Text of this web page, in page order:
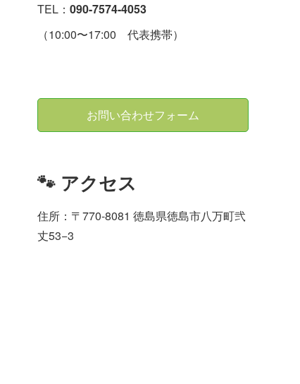
TEL： 090-7574-4053
（10:00〜17:00 代表携帯）
お問い合わせフォーム
🐾 アクセス
住所：〒770-8081 徳島県徳島市八万町弐
丈53−3